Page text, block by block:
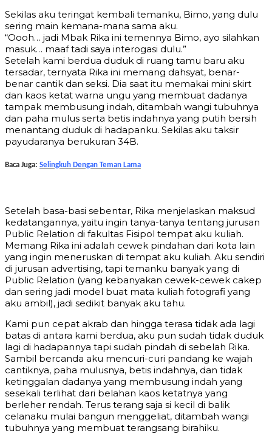
Sekilas aku teringat kembali temanku, Bimo, yang dulu
sering main kemana-mana sama aku.
“Oooh… jadi Mbak Rika ini temennya Bimo, ayo silahkan
masuk… maaf tadi saya interogasi dulu.”
Setelah kami berdua duduk di ruang tamu baru aku
tersadar, ternyata Rika ini memang dahsyat, benar-
benar cantik dan seksi. Dia saat itu memakai mini skirt
dan kaos ketat warna ungu yang membuat dadanya
tampak membusung indah, ditambah wangi tubuhnya
dan paha mulus serta betis indahnya yang putih bersih
menantang duduk di hadapanku. Sekilas aku taksir
payudaranya berukuran 34B.
Baca Juga: Selingkuh Dengan Teman Lama
Setelah basa-basi sebentar, Rika menjelaskan maksud
kedatangannya, yaitu ingin tanya-tanya tentang jurusan
Public Relation di fakultas Fisipol tempat aku kuliah.
Memang Rika ini adalah cewek pindahan dari kota lain
yang ingin meneruskan di tempat aku kuliah. Aku sendiri
di jurusan advertising, tapi temanku banyak yang di
Public Relation (yang kebanyakan cewek-cewek cakep
dan sering jadi model buat mata kuliah fotografi yang
aku ambil), jadi sedikit banyak aku tahu.
Kami pun cepat akrab dan hingga terasa tidak ada lagi
batas di antara kami berdua, aku pun sudah tidak duduk
lagi di hadapannya tapi sudah pindah di sebelah Rika.
Sambil bercanda aku mencuri-curi pandang ke wajah
cantiknya, paha mulusnya, betis indahnya, dan tidak
ketinggalan dadanya yang membusung indah yang
sesekali terlihat dari belahan kaos ketatnya yang
berleher rendah. Terus terang saja si kecil di balik
celanaku mulai bangun menggeliat, ditambah wangi
tubuhnya yang membuat terangsang birahiku.